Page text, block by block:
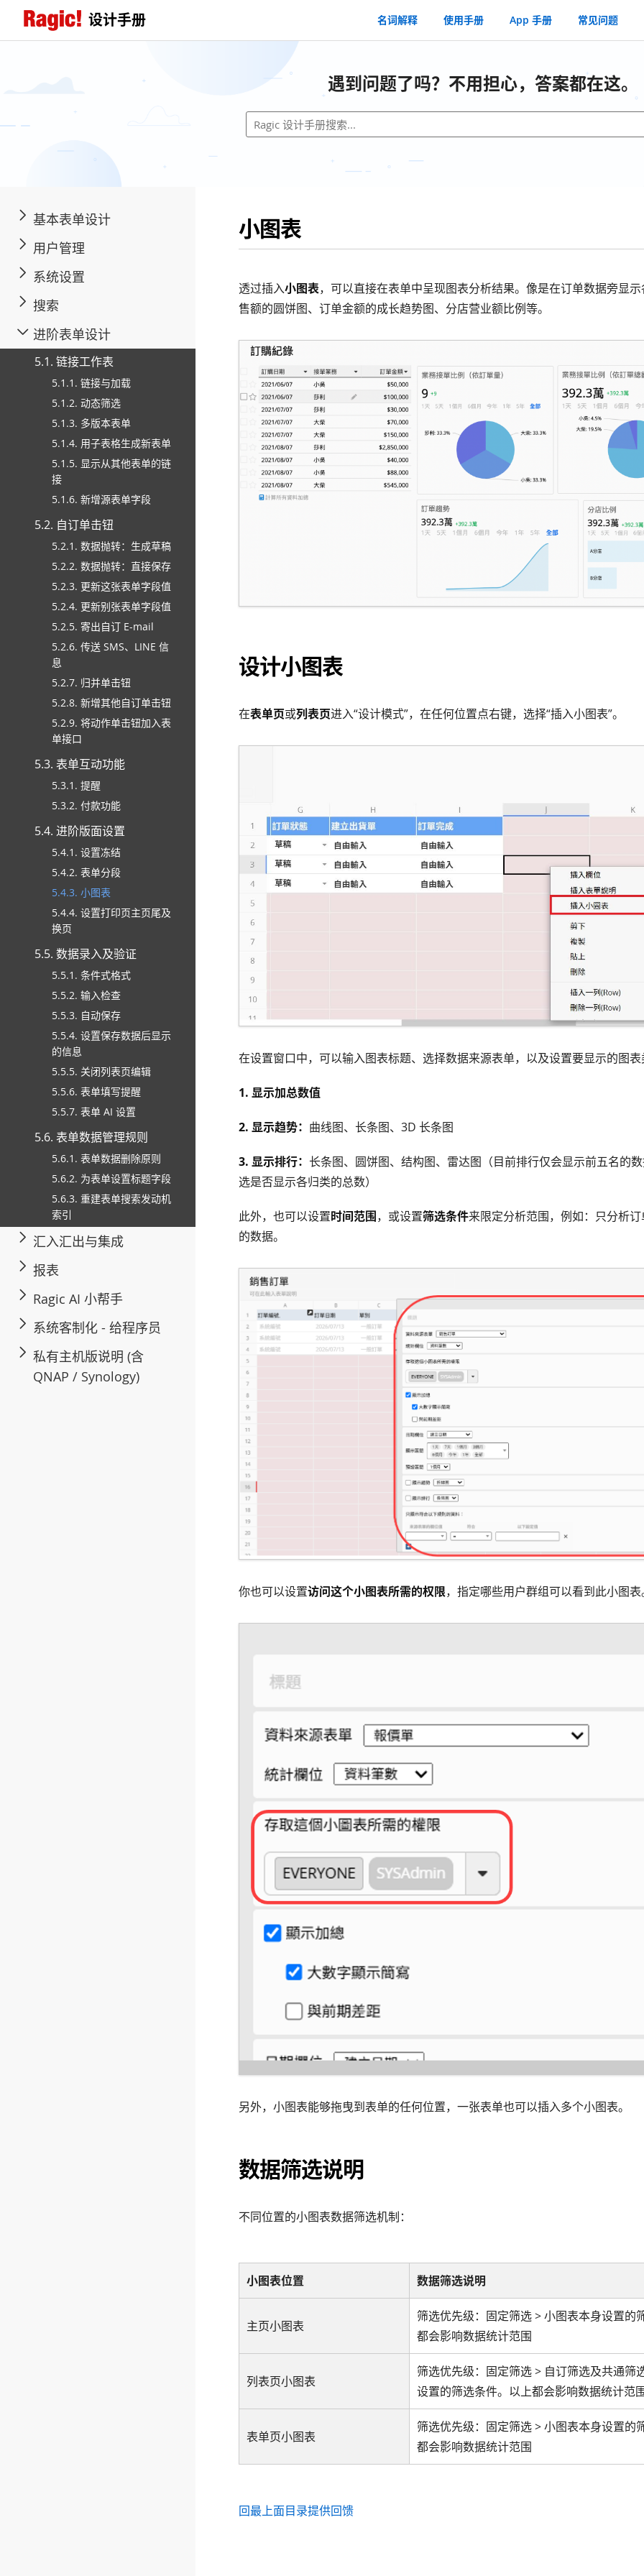
设计手册 名词解释 使用手册 App 手册 常见问题
遇到问题了吗？不用担心，答案都在这。
基本表单设计
用户管理
系统设置
搜索
进阶表单设计
5.1. 链接工作表
5.1.1. 链接与加载
5.1.2. 动态筛选
5.1.3. 多版本表单
5.1.4. 用子表格生成新表单
5.1.5. 显示从其他表单的链
接
5.1.6. 新增源表单字段
5.2. 自订单击钮
5.2.1. 数据抛转：生成草稿
5.2.2. 数据抛转：直接保存
5.2.3. 更新这张表单字段值
5.2.4. 更新别张表单字段值
5.2.5. 寄出自订 E-mail
5.2.6. 传送 SMS、LINE 信
息
5.2.7. 归并单击钮
5.2.8. 新增其他自订单击钮
5.2.9. 将动作单击钮加入表
单接口
5.3. 表单互动功能
5.3.1. 提醒
5.3.2. 付款功能
5.4. 进阶版面设置
5.4.1. 设置冻结
5.4.2. 表单分段
5.4.3. 小图表
5.4.4. 设置打印页主页尾及
换页
5.5. 数据录入及验证
5.5.1. 条件式格式
5.5.2. 输入检查
5.5.3. 自动保存
5.5.4. 设置保存数据后显示
的信息
5.5.5. 关闭列表页编辑
5.5.6. 表单填写提醒
5.5.7. 表单 AI 设置
5.6. 表单数据管理规则
5.6.1. 表单数据删除原则
5.6.2. 为表单设置标题字段
5.6.3. 重建表单搜索发动机
索引
汇入汇出与集成
报表
Ragic AI 小帮手
系统客制化 - 给程序员
私有主机版说明 (含
QNAP / Synology)
小图表
透过插入小图表，可以直接在表单中呈现图表分析结果。像是在订单数据旁显
售额的圆饼图、订单金额的成长趋势图、分店营业额比例等。
设计小图表
在表单页或列表页进入“设计模式”，在任何位置点右键，选择“插入小图表”。
在设置窗口中，可以输入图表标题、选择数据来源表单，以及设置要显示的图
1. 显示加总数值
2. 显示趋势： 曲线图、长条图、3D 长条图
3. 显示排行： 长条图、圆饼图、结构图、雷达图（目前排行仅会显示前五名的
选是否显示各归类的总数）
此外，也可以设置时间范围，或设置筛选条件来限定分析范围，例如：只分析订
的数据。
你也可以设置访问这个小图表所需的权限，指定哪些用户群组可以看到此小图表
另外，小图表能够拖曳到表单的任何位置，一张表单也可以插入多个小图表。
数据筛选说明
不同位置的小图表数据筛选机制：
小图表位置 数据筛选说明
主页小图表
筛选优先级：固定筛选 > 小图表本身设置的
都会影响数据统计范围
列表页小图表
筛选优先级：固定筛选 > 自订筛选及共通筛
设置的筛选条件。以上都会影响数据统计范
表单页小图表
筛选优先级：固定筛选 > 小图表本身设置的
都会影响数据统计范围
回最上面目录提供回馈